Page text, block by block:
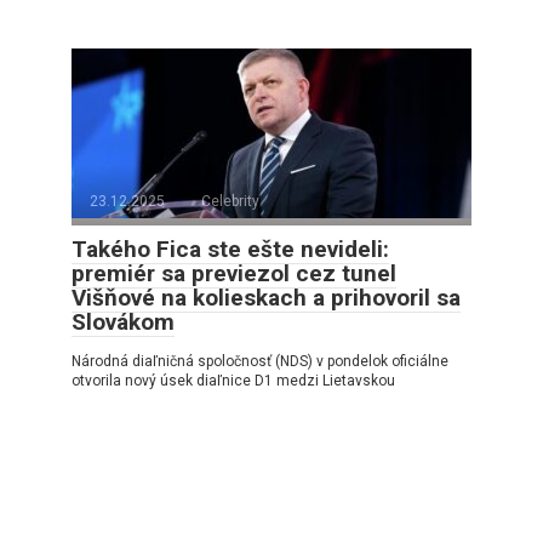
23.12.2025 Celebrity
Takého Fica ste ešte nevideli:
premiér sa previezol cez tunel
Višňové na kolieskach a prihovoril sa
Slovákom
Národná diaľničná spoločnosť (NDS) v pondelok oficiálne
otvorila nový úsek diaľnice D1 medzi Lietavskou